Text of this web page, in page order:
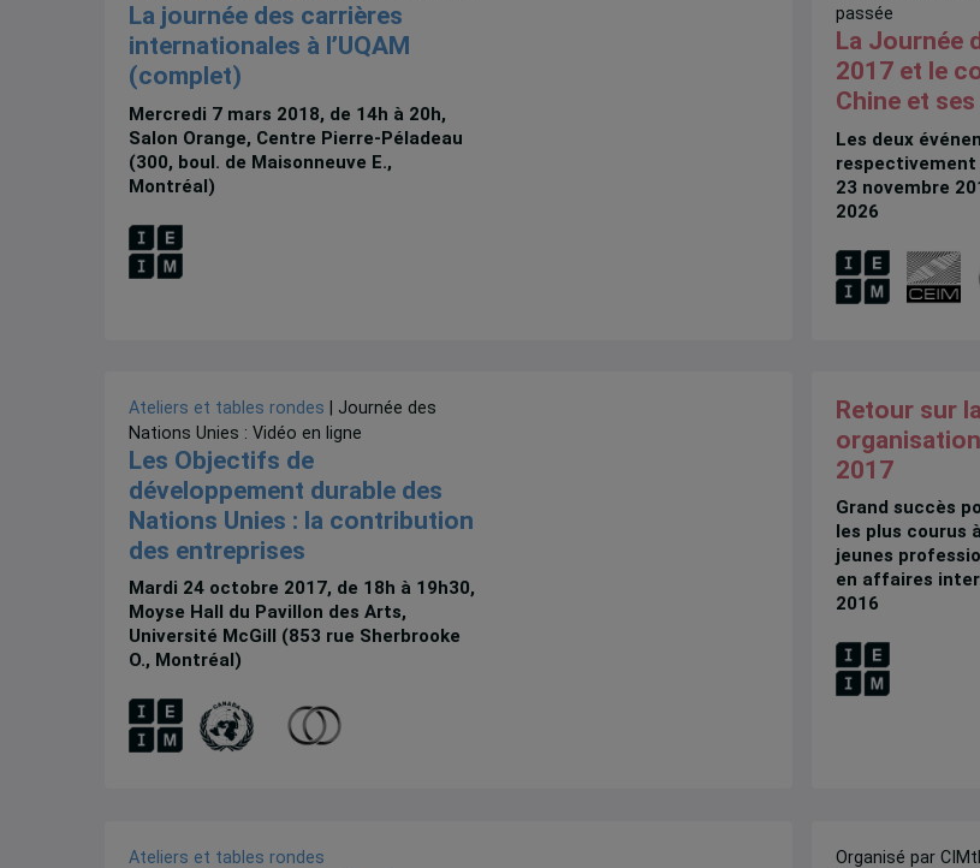
La journée des carrières
internationales à l’UQAM
(complet)
Mercredi 7 mars 2018, de 14h à 20h,
Salon Orange, Centre Pierre-Péladeau
(300, boul. de Maisonneuve E.,
Montréal)
passée
La Journée
2017 et le
Chine et
Les deux
respectivement
23 novembre
2026
Ateliers et tables rondes | Journée des
Nations Unies : Vidéo en ligne
Les Objectifs de
développement durable des
Nations Unies : la contribution
des entreprises
Mardi 24 octobre 2017, de 18h à 19h30,
Moyse Hall du Pavillon des Arts,
Université McGill (853 rue Sherbrooke
O., Montréal)
Retour sur
2017
Grand succès
les plus courus
jeunes
en affaires
2016
Ateliers et tables rondes
Organisé par